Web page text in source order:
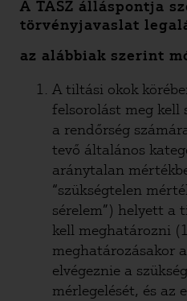
A TASZ álláspontja
törvényjavaslat
az alábbiak szerint
A tiltási okok
felsorolást meg kell
a rendőrség
tevő általános
aránytalan
“szükségtelen
sérelem”) helyett a
kell meghatározni
meghatározásakor
elvégeznie a
mérlegelését, és az